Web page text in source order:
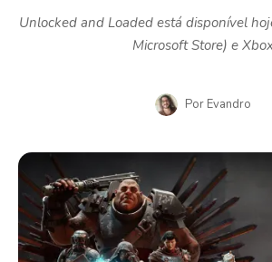
Unlocked and Loaded está disponível
Microsoft Store) e
Por Evandro